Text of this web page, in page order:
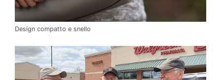
Design compatto e snello